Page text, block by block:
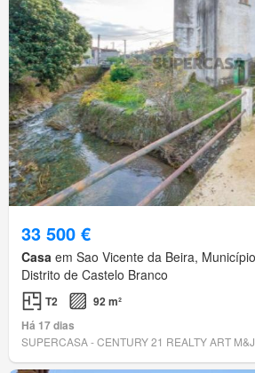
33 500 €
Casa em Sao Vicente da Beira,
Distrito de Castelo Branco
T2
92 m²
Há 17 dias
SUPERCASA - CENTURY 21 REALTY ART M&J